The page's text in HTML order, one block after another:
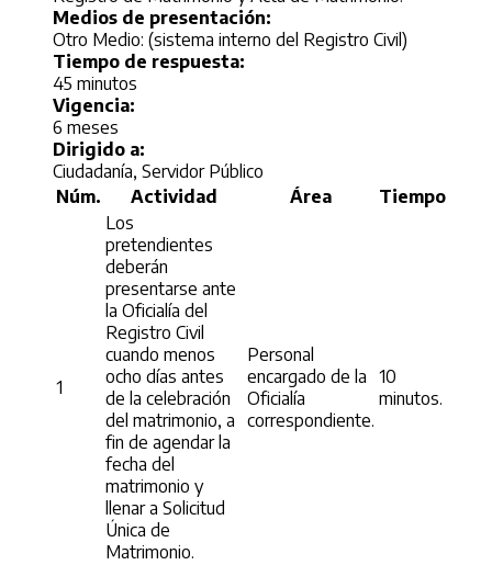
Medios de presentación:
Otro Medio: (sistema interno del Registro Civil)
Tiempo de respuesta:
45 minutos
Vigencia:
6 meses
Dirigido a:
Ciudadanía, Servidor Público
Núm.
Actividad Área Tiempo
1
Los
pretendientes
deberán
presentarse ante
la Oficialía del
Registro Civil
cuando menos
ocho días antes
de la celebración
del matrimonio, a
fin de agendar la
fecha del
matrimonio y
llenar a Solicitud
Única de
Matrimonio.
Personal
encargado de la
Oficialía
correspondiente.
10
minutos.